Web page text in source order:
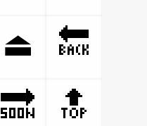
⏏
🔙
🔜 🔝